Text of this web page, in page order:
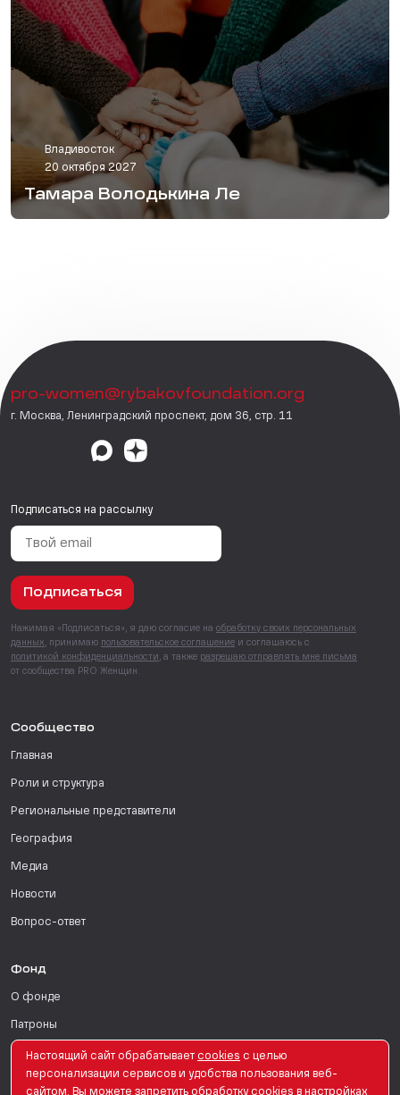
Владивосток
20 октября 2027
Тамара Володькина Ле
pro-women@rybakovfoundation.org
г. Москва, Ленинградский проспект, дом 36, стр. 11
Подписаться на рассылку
Подписаться
Нажимая «Подписаться», я даю согласие на обработку своих персональных
данных , принимаю пользовательское соглашение и соглашаюсь с
политикой конфиденциальности , а также разрешаю отправлять мне письма
от сообщества PRO Женщин.
Сообщество
Главная
Роли и структура
Региональные представители
География
Медиа
Новости
Вопрос-ответ
Фонд
О фонде
Патроны
Поддержать
Для СМИ
Настоящий сайт обрабатывает сookies с целью
персонализации сервисов и удобства пользования веб-
сайтом. Вы можете запретить обработку сookies в настройках